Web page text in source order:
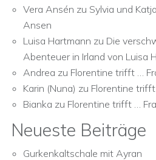
Vera Ansén zu Sylvia und
Ansen
Luisa Hartmann zu Die
Abenteuer in Irland von Luisa
Andrea zu Florentine trifft …
Karin (Nuna) zu Florentine
Bianka zu Florentine trifft …
Neueste Beiträge
Gurkenkaltschale mit Ayran